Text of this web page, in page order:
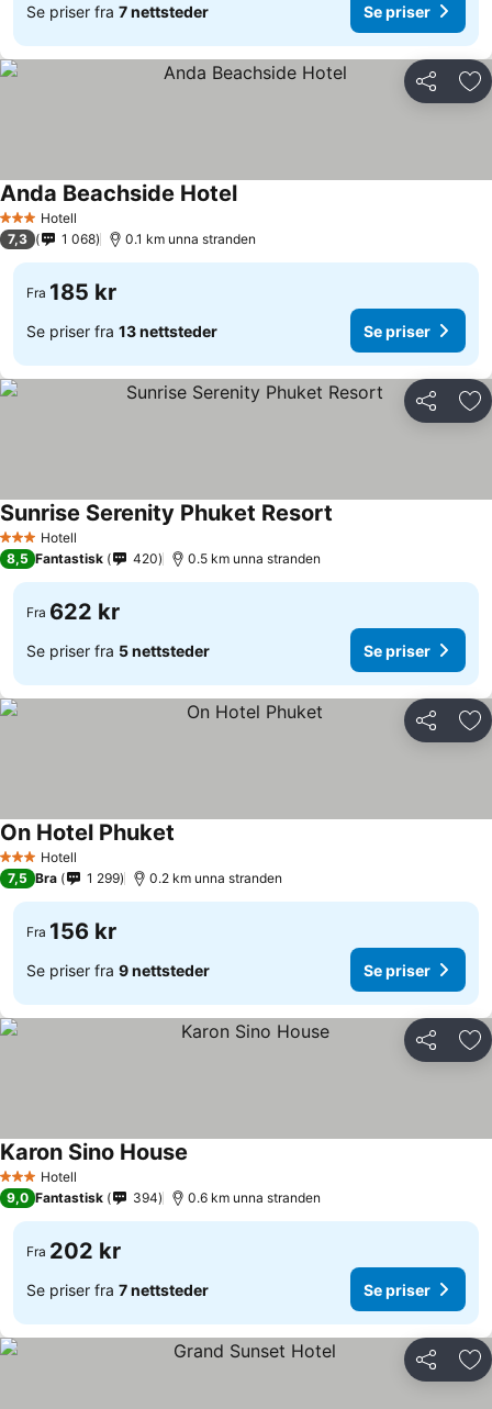
Se priser fra 7 nettsteder Se priser
Del
3 StjernerHotell
Anda Beachside Hotel
7,3 1 068 0.1 km unna stranden
Fra 185 kr
Se priser fra 13 nettsteder Se priser
Del
3 StjernerHotell
Sunrise Serenity Phuket Resort
8,5 Fantastisk 420 0.5 km unna stranden
Fra 622 kr
Se priser fra 5 nettsteder Se priser
Del
3 StjernerHotell
On Hotel Phuket
7,5 Bra 1 299 0.2 km unna stranden
Fra 156 kr
Se priser fra 9 nettsteder Se priser
Del
3 StjernerHotell
Karon Sino House
9,0 Fantastisk 394 0.6 km unna stranden
Fra 202 kr
Se priser fra 7 nettsteder Se priser
Del